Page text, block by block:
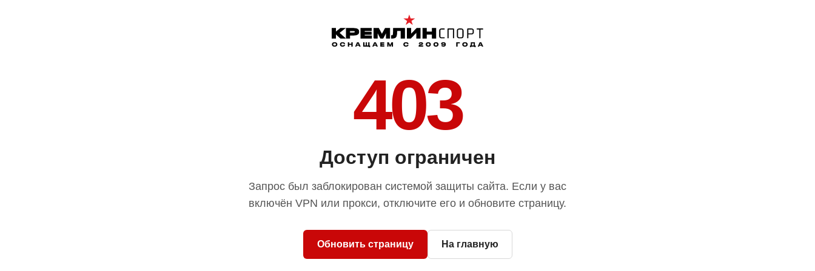
403
Доступ ограничен
Запрос был заблокирован системой защиты сайта. Если у вас
включён VPN или прокси, отключите его и обновите страницу.
Обновить страницу На главную